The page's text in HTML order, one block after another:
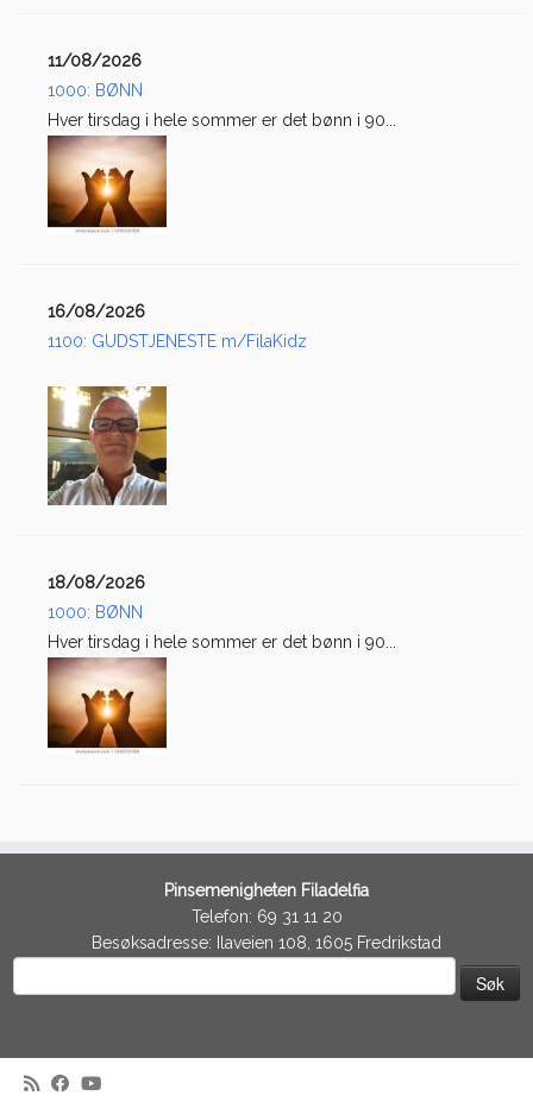
11/08/2026
1000: BØNN
Hver tirsdag i hele sommer er det bønn i 90...
16/08/2026
1100: GUDSTJENESTE m/FilaKidz
18/08/2026
1000: BØNN
Hver tirsdag i hele sommer er det bønn i 90...
Pinsemenigheten Filadelfia
Telefon: 69 31 11 20
Besøksadresse: Ilaveien 108, 1605 Fredrikstad
etter: